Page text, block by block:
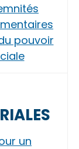
pouvoir
un